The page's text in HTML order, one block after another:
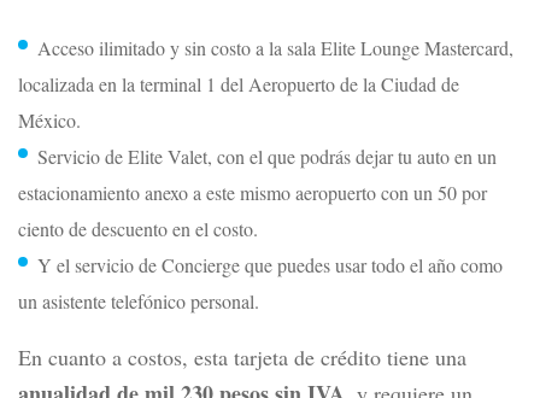
Acceso ilimitado y sin costo a la sala Elite Lounge Mastercard,
localizada en la terminal 1 del Aeropuerto de la Ciudad de
México.
Servicio de Elite Valet, con el que podrás dejar tu auto en un
estacionamiento anexo a este mismo aeropuerto con un 50 por
ciento de descuento en el costo.
Y el servicio de Concierge que puedes usar todo el año como
un asistente telefónico personal.
En cuanto a costos, esta tarjeta de crédito tiene una